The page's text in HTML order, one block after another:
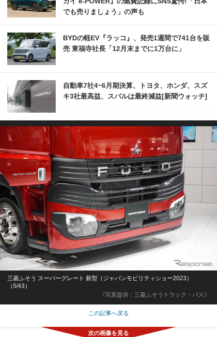
でも売りましょう」の声も
BYDの軽EV『ラッコ』、発売1週間で741台を販
売 東福寺社長「12月末までに1万台に」
自動車7社4~6月期決算、トヨタ、ホンダ、スズ
キ3社最高益、スバルは最終減益[新聞ウォッチ]
《写真提供：三菱ふそうトラック・バス》
三菱ふそう スーパーグレート 新型（ジャパンモビリティショー2023）
（5/43）
この記事へ戻る